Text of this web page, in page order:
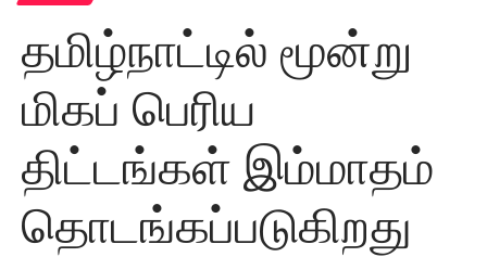
தமிழ்நாட்டில் மூன்று
மிகப் பெரிய
திட்டங்கள் இம்மாதம்
தொடங்கப்படுகிறது